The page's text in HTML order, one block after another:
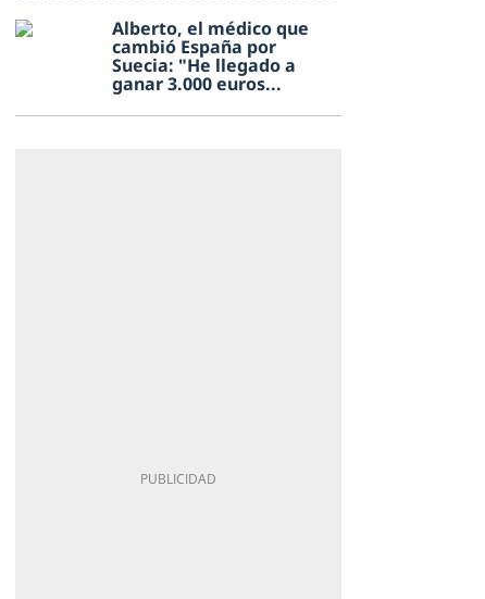
Alberto, el médico que
cambió España por
Suecia: "He llegado a
ganar 3.000 euros...